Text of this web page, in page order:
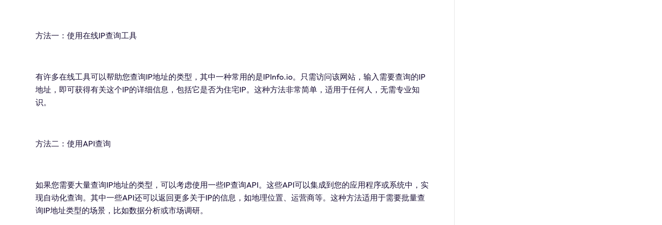
方法一：使用在线IP查询工具
有许多在线工具可以帮助您查询IP地址的类型，其中一种常用的是IPInfo.io。只需访问该网站，输入需要查询的IP
地址，即可获得有关这个IP的详细信息，包括它是否为住宅IP。这种方法非常简单，适用于任何人，无需专业知
识。
方法二：使用API查询
如果您需要大量查询IP地址的类型，可以考虑使用一些IP查询API。这些API可以集成到您的应用程序或系统中，实
现自动化查询。其中一些API还可以返回更多关于IP的信息，如地理位置、运营商等。这种方法适用于需要批量查
询IP地址类型的场景，比如数据分析或市场调研。